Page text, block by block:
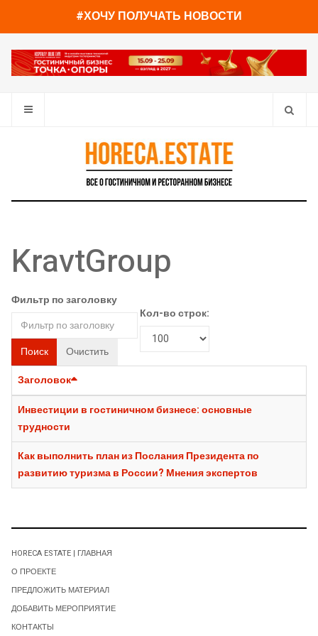
#ХОЧУ ПОЛУЧАТЬ НОВОСТИ
KravtGroup
Фильтр по заголовку
Поиск Очистить
Кол-во строк:
Заголовок
Инвестиции в гостиничном бизнесе: основные
трудности
Как выполнить план из Послания Президента по
развитию туризма в России? Мнения экспертов
HORECA ESTATE | ГЛАВНАЯ
О ПРОЕКТЕ
ПРЕДЛОЖИТЬ МАТЕРИАЛ
ДОБАВИТЬ МЕРОПРИЯТИЕ
КОНТАКТЫ